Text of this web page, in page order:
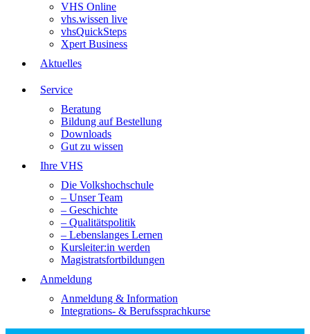
VHS Online
vhs.wissen live
vhsQuickSteps
Xpert Business
Aktuelles
Service
Beratung
Bildung auf Bestellung
Downloads
Gut zu wissen
Ihre VHS
Die Volkshochschule
– Unser Team
– Geschichte
– Qualitätspolitik
– Lebenslanges Lernen
Kursleiter:in werden
Magistratsfortbildungen
Anmeldung
Anmeldung & Information
Integrations- & Berufssprachkurse